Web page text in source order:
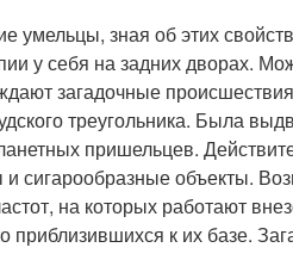
умельцы, зная об этих
у себя на задних дворах.
загадочные
треугольника. Была
пришельцев.
сигарообразные объекты.
на которых работают
приблизившихся к их базе.